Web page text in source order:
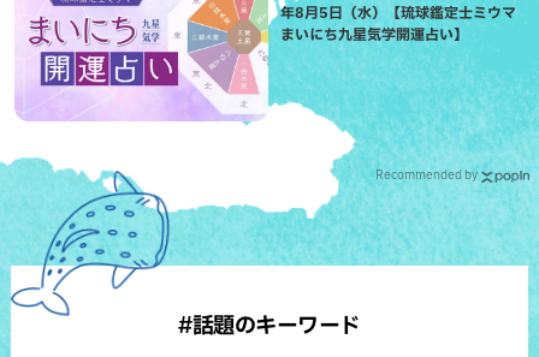
年8月5日（水）【琉球鑑定士ミウマ
まいにち九星気学開運占い】
Recommended by
#話題のキーワード